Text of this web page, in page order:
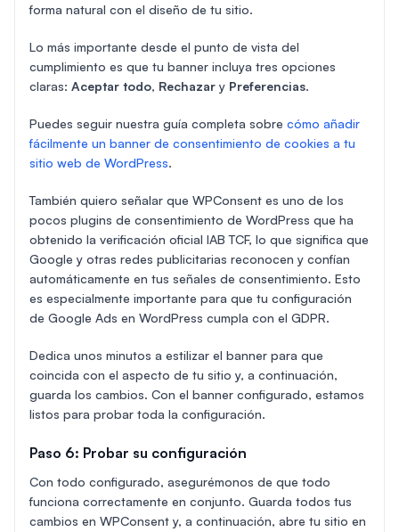
forma natural con el diseño de tu sitio.
Lo más importante desde el punto de vista del
cumplimiento es que tu banner incluya tres opciones
claras: Aceptar todo, Rechazar y Preferencias.
Puedes seguir nuestra guía completa sobre cómo añadir
fácilmente un banner de consentimiento de cookies a tu
sitio web de WordPress.
También quiero señalar que WPConsent es uno de los
pocos plugins de consentimiento de WordPress que ha
obtenido la verificación oficial IAB TCF, lo que significa que
Google y otras redes publicitarias reconocen y confían
automáticamente en tus señales de consentimiento. Esto
es especialmente importante para que tu configuración
de Google Ads en WordPress cumpla con el GDPR.
Dedica unos minutos a estilizar el banner para que
coincida con el aspecto de tu sitio y, a continuación,
guarda los cambios. Con el banner configurado, estamos
listos para probar toda la configuración.
Paso 6: Probar su configuración
Con todo configurado, asegurémonos de que todo
funciona correctamente en conjunto. Guarda todos tus
cambios en WPConsent y, a continuación, abre tu sitio en